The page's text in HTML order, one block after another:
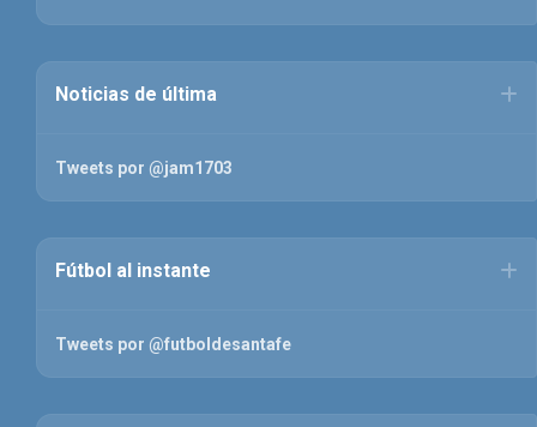
Noticias de última
Tweets por @jam1703
Fútbol al instante
Tweets por @futboldesantafe